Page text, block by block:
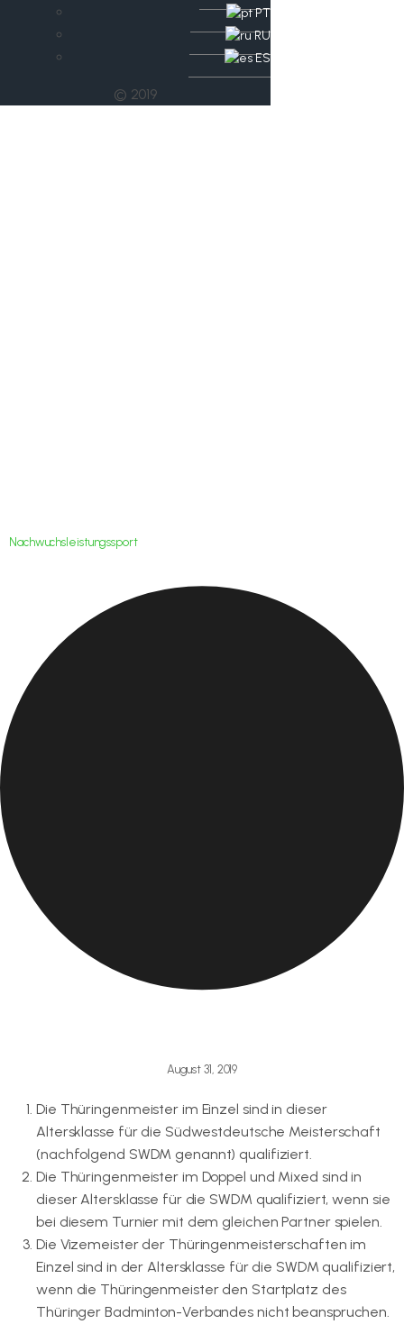
PT
RU
ES
© 2019
Nachwuchsleistungssport
August 31, 2019
Die Thüringenmeister im Einzel sind in dieser
Altersklasse für die Südwestdeutsche Meisterschaft
(nachfolgend SWDM genannt) qualifiziert.
Die Thüringenmeister im Doppel und Mixed sind in
dieser Altersklasse für die SWDM qualifiziert, wenn sie
bei diesem Turnier mit dem gleichen Partner spielen.
Die Vizemeister der Thüringenmeisterschaften im
Einzel sind in der Altersklasse für die SWDM qualifiziert,
wenn die Thüringenmeister den Startplatz des
Thüringer Badminton-Verbandes nicht beanspruchen.